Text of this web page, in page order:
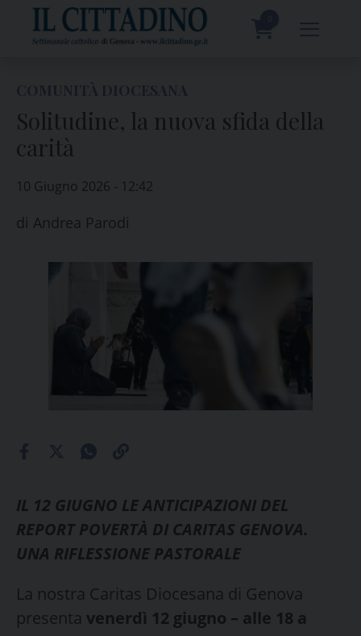
content
Solitudine, la nuova sfida della
carità
10 Giugno 2026 - 12:42
di Andrea Parodi
IL 12 GIUGNO LE ANTICIPAZIONI DEL
REPORT POVERTÀ DI CARITAS GENOVA.
UNA RIFLESSIONE PASTORALE
La nostra Caritas Diocesana di Genova
presenta venerdì 12 giugno – alle 18 a